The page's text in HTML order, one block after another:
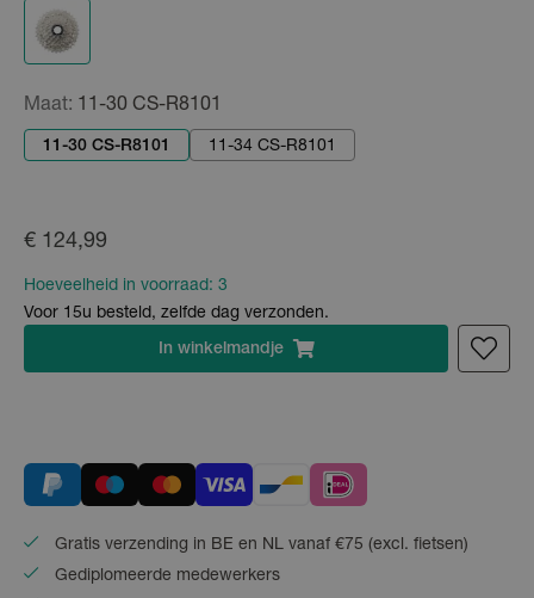
Maat: 11-30 CS-R8101
11-30 CS-R8101 11-34 CS-R8101
€ 124,99
Hoeveelheid in voorraad: 3
Voor 15u besteld, zelfde dag verzonden.
In winkelmandje
Gratis verzending in BE en NL vanaf €75 (excl. fietsen)
Gediplomeerde medewerkers